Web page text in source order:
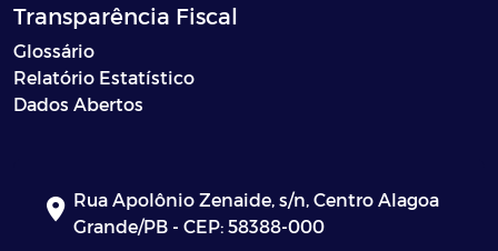
Transparência Fiscal
Glossário
Relatório Estatístico
Dados Abertos
Rua Apolônio Zenaide, s/n, Centro Alagoa
Grande/PB - CEP: 58388-000